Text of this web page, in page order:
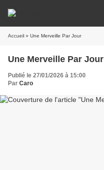
Accueil » Une Merveille Par Jour
Une Merveille Par Jour
Publié le 27/01/2026 à 15:00
Par Caro